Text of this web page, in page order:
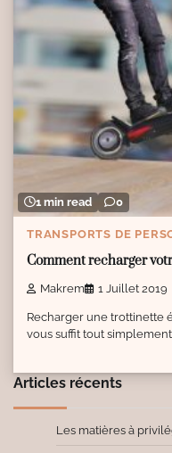
1 min read 0
TRANSPORTS DE
Comment recharger
Makrem 1 Juillet 2019
Recharger une trottinette
vous suffit tout simplement
Articles récents
Les matières à